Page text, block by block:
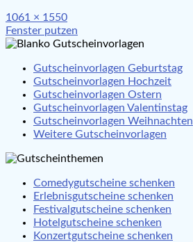
Full
size
1061 × 1550
Beitragsnavigation
Fenster putzen
Gutscheinvorlagen Geburtstag
Gutscheinvorlagen Hochzeit
Gutscheinvorlagen Ostern
Gutscheinvorlagen Valentinstag
Gutscheinvorlagen Weihnachten
Weitere Gutscheinvorlagen
Comedygutscheine schenken
Erlebnisgutscheine schenken
Festivalgutscheine schenken
Hotelgutscheine schenken
Konzertgutscheine schenken